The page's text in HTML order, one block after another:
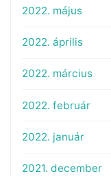
2022. május
2022. április
2022. március
2022. február
2022. január
2021. december